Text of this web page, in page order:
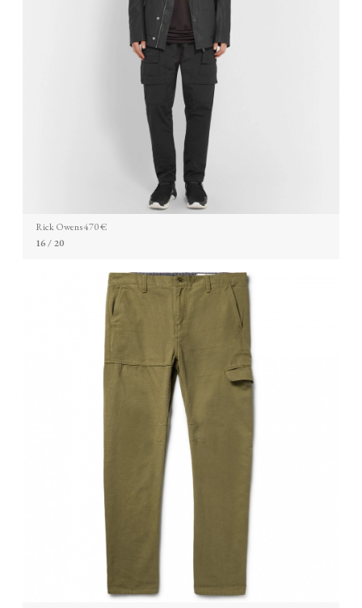
Rick Owens 470 €
16/ 20